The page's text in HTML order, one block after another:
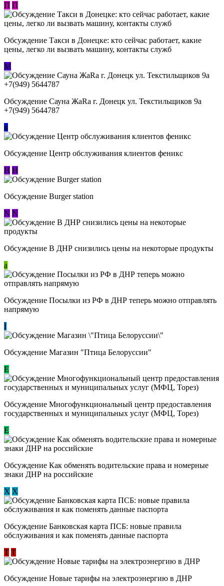
П П
Обсуждение ​Такси в Донецке: кто сейчас работает, какие
цены, легко ли вызвать машину, контакты служб
М
Обсуждение Сауна ЖаRa г. Донецк ул. Текстильщиков 9а
+7(949) 5644787
к
Обсуждение Центр обслуживания клиентов феникс
Н Н
Обсуждение Burger station
N N
Обсуждение В ДНР снизились цены на некоторые продукты
a
Обсуждение Посылки из РФ в ДНР теперь можно отправлять
напрямую
I
Обсуждение Магазин "Птица Белоруссии"
Е
Обсуждение Многофункциональный центр предоставления
государственных и муниципальных услуг (МФЦ, Торез)
E
Обсуждение ​Как обменять водительские права и номерные
знаки ДНР на российские
Х Х
Обсуждение ​Банковская карта ПСБ: новые правила
обслуживания и как поменять данные паспорта
Т Т
Обсуждение Новые тарифы на электроэнергию в ДНР